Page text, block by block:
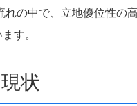
の中で、立地優位性の
す。
状